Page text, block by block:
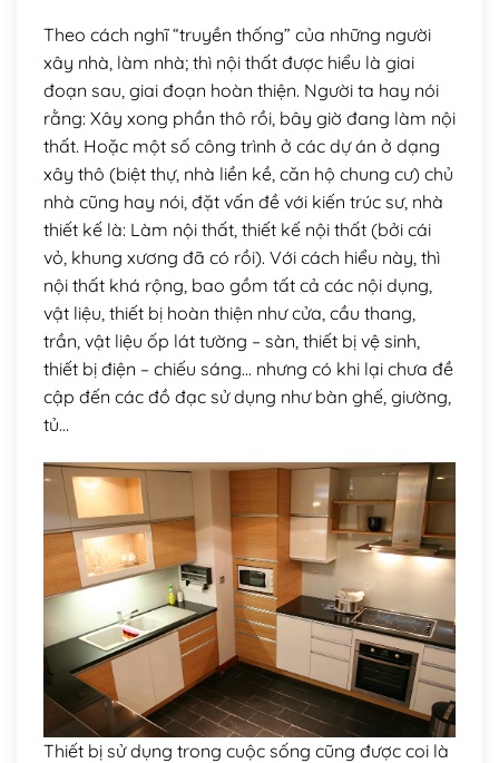
Theo cách nghĩ “truyền thống” của những người
xây nhà, làm nhà; thì nội thất được hiểu là giai
đoạn sau, giai đoạn hoàn thiện. Người ta hay nói
rằng: Xây xong phần thô rồi, bây giờ đang làm nội
thất. Hoặc một số công trình ở các dự án ở dạng
xây thô (biệt thự, nhà liền kề, căn hộ chung cư) chủ
nhà cũng hay nói, đặt vấn đề với kiến trúc sư, nhà
thiết kế là: Làm nội thất, thiết kế nội thất (bởi cái
vỏ, khung xương đã có rồi). Với cách hiểu này, thì
nội thất khá rộng, bao gồm tất cả các nội dụng,
vật liệu, thiết bị hoàn thiện như cửa, cầu thang,
trần, vật liệu ốp lát tường – sàn, thiết bị vệ sinh,
thiết bị điện – chiếu sáng… nhưng có khi lại chưa đề
cập đến các đồ đạc sử dụng như bàn ghế, giường,
tủ…
Thiết bị sử dụng trong cuộc sống cũng được coi là